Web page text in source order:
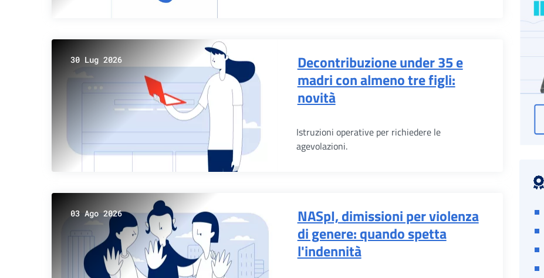
30 Lug 2026
Decontribuzione under 35 e
madri con almeno tre figli:
novità
Istruzioni operative per richiedere le
agevolazioni.
03 Ago 2026
NASpI, dimissioni per violenza
di genere: quando spetta
l'indennità